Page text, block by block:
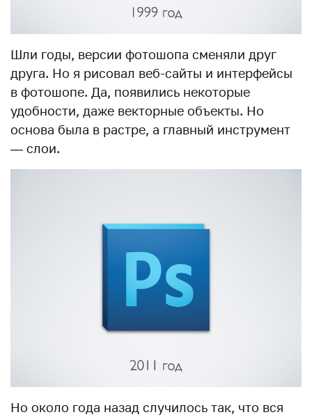
Шли годы, версии фотошопа сменяли друг
друга. Но я рисовал веб-сайты и интерфейсы
в фотошопе. Да, появились некоторые
удобности, даже векторные объекты. Но
основа была в растре, а главный инструмент
— слои.
Но около года назад случилось так, что вся